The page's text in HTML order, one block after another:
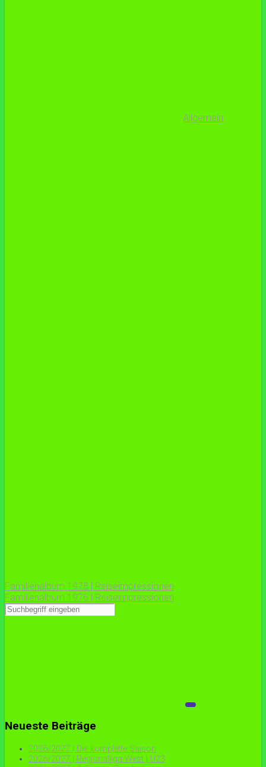
Allgemein
Familienalbum 1978 | Reiseimpressionen
Familienalbum 1976 | Reiseimpressionen
Neueste Beiträge
2026/2027 | Die komplette Saison
2026/2027 | Regionalliga West | U23